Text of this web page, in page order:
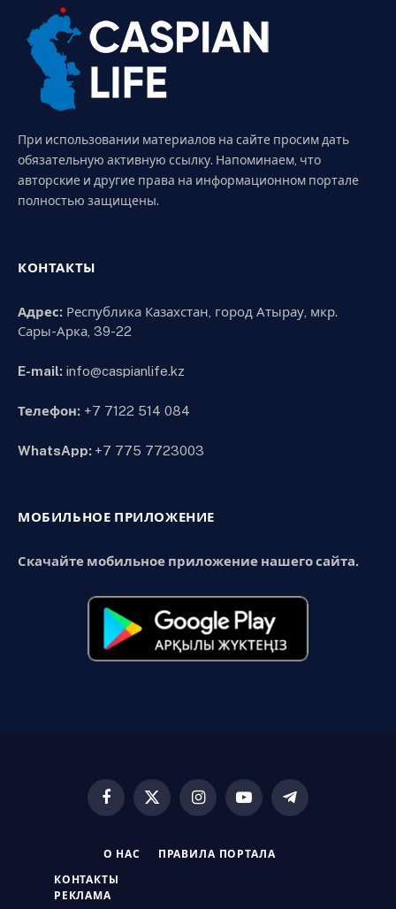
При использовании материалов на сайте просим дать
обязательную активную ссылку. Напоминаем, что
авторские и другие права на информационном портале
полностью защищены.
КОНТАКТЫ
Адрес: Республика Казахстан, город Атырау, мкр.
Сары-Арка, 39-22
E-mail: info@caspianlife.kz
Телефон: +7 7122 514 084
WhatsApp: +7 775 7723003
МОБИЛЬНОЕ ПРИЛОЖЕНИЕ
Скачайте мобильное приложение нашего сайта.
Facebook
X
InstagramYouTubeTelegram
О НАС ПРАВИЛА ПОРТАЛА
КОНТАКТЫ
РЕКЛАМА